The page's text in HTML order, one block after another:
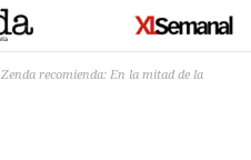
Zenda recomienda: En la mitad de la